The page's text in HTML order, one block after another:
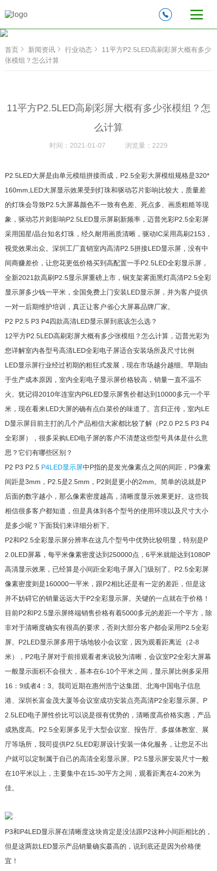
首页 新闻资讯 行业动态
11平方P2.5LED高刷彩屏大概有多少
张模组？怎么计算
11平方P2.5LED高刷彩屏大概有多少张模组？怎
么计算
时间： 2021-01-07 浏览量： 2229
P2.5LED大屏是由单元模组拼接而成，P2.5全彩大屏模组规格是320*
160mm,LED大屏显示效果受到灯珠和驱动芯片影响比较大，质量差
的灯珠会导致P2.5大屏幕颜色不一致有色差、死点多、画质粗糙等现
象，驱动芯片则影响P2.5LED显示屏刷新频率，迈普光彩P2.5全彩屏
采用国星/晶台知名灯珠，经久耐用画质清晰，驱动IC采用高刷2153，
视觉效果出众。深圳工厂直销室内高清P2.5拼接LED显示屏，没有中
间商赚差价，让您花更低价格买到高配置一手P2.5LED全彩显示屏，
全新2021款高刷P2.5显示屏重磅上市，铜支架雾面黑灯高清P2.5全彩
显示屏多少钱一平米，全国免费上门安装LED显示屏，并为客户提供
一对一后期维护培训，真正让客户省心大屏幕品牌厂家。
P2 P2.5 P3 P4四款高清LED显示屏到底该怎么选？
12平方P2.5LED高刷彩屏大概有多少张模组？怎么计算，迈普光彩为
您详解室内各型号高清LED全彩电子屏适合安装场所及尺寸比例
LED显示屏行业经过初期的粗狂式发展，现在市场越分越细。早期由
于生产成本原因，室内全彩电子显示屏价格较高，销量一直不温不
火。犹记得2010年连室内P6LED显示屏售价都达到10000多元一个平
米，现在看来LED大屏的确有点白菜价的味道了。言归正传，室内LE
D显示屏目前主打的几个产品相信大家都比较了解（P2.0 P2.5 P3 P4
全彩屏），很多采购LED电子屏的客户不清楚这些型号具体是什么意
思？它们有哪些区别？
P2 P3 P2.5 P4LED显示屏中P指的是发光像素点之间的间距，P3像素
间距是3mm，P2.5是2.5mm，P2则是更小的2mm。简单的说就是P
后面的数字越小，那么像素密度越高，清晰度显示效果更好。这些我
相信很多客户都知道，但是具体到各个型号的使用环境以及尺寸大小
是多少呢？下面我们来详细分析下。
P2和P2.5全彩显示屏分辨率在这几个型号中优势比较明显，特别是P
2.0LED屏幕，每平米像素密度达到250000点，6平米就能达到1080P
高清显示效果，已经算是小间距全彩电子屏入门级别了。P2.5全彩屏
像素密度则是160000一平米，跟P2相比还是有一定的差距，但是这
并不妨碍它的销量远远大于P2全彩显示屏。关键的一点就在于价格！
目前P2和P2.5显示屏终端销售价格有着5000多元的差距一个平方，除
非对于清晰度确实有很高的要求，否则大部分客户都会采用P2.5全彩
屏。P2LED显示屏多用于场地较小会议室，因为观看距离近（2-8
米），P2电子屏对于前排观看者来说较为清晰，会议室P2全彩大屏幕
一般显示面积不会很大，基本在6-10个平米之间，显示屏比例多采用
16：9或者4：3。我司近期在惠州浩宁达集团、北海中国电子信息
港、深圳长富金茂大厦等会议室成功安装点亮高清P2全彩显示屏。P
2.5LED电子屏性价比可以说是很有优势的，清晰度高价格实惠，产品
成熟度高。P2.5全彩屏多见于大型会议室、报告厅、多媒体教室、展
厅等场所，我司提供P2.5LED彩屏设计安装一体化服务，让您足不出
户就可以定制属于自己的高清全彩显示屏。P2.5显示屏安装尺寸一般
在10平米以上，主要集中在15-30平方之间，观看距离在4-20米为
佳。
P3和P4LED显示屏在清晰度这块肯定是没法跟P2这种小间距相比的，
但是这两款LED显示产品销量确实蕞高的，说到底还是因为价格便
宜！